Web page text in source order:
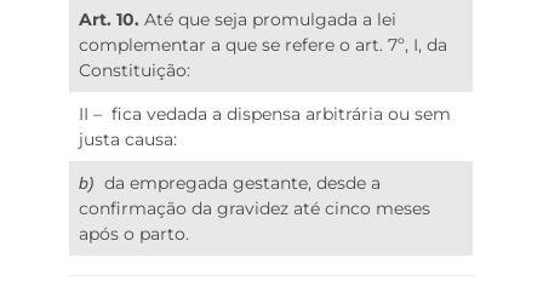
Art. 10. Até que seja promulgada a lei
complementar a que se refere o art. 7º, I, da
Constituição:
II – fica vedada a dispensa arbitrária ou sem
justa causa:
b) da empregada gestante, desde a
confirmação da gravidez até cinco meses
após o parto.